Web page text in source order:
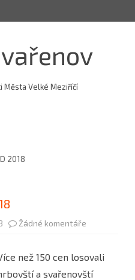
Města Velké Meziříčí
2018
Žádné komentáře
FOTO:
leč
než 150 cen losovali
a svařenovští